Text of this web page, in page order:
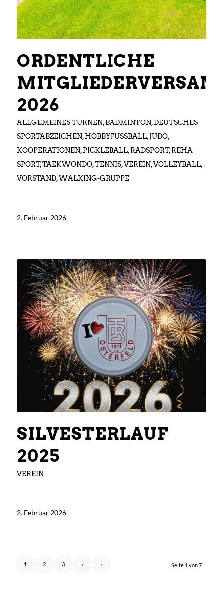
ORDENTLICHE
2026
ALLGEMEINES TURNEN,BADMINTON,DEUTSCHES
SPORTABZEICHEN,HOBBYFUSSBALL,JUDO,
KOOPERATIONEN,PICKLEBALL,RADSPORT,REHA
SPORT,TAEKWONDO,TENNIS,VEREIN,VOLLEYBALL,
VORSTAND,WALKING-GRUPPE
2. Februar 2026
SILVESTERLAUF
2025
VEREIN
2. Februar 2026
Seite 1 von 7
1 2 3 › »